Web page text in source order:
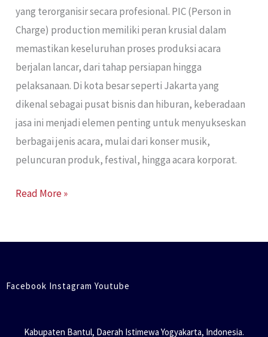
yang terorganisir secara profesional. PIC (Person in
Charge) production memiliki peran krusial dalam
memastikan keseluruhan proses produksi acara
berjalan lancar, dari tahap persiapan hingga
pelaksanaan. Di kota besar seperti Jakarta yang
dikenal sebagai pusat bisnis dan hiburan, keberadaan
jasa ini menjadi elemen penting untuk menyukseskan
berbagai jenis acara, mulai dari konser musik,
peluncuran produk, festival, hingga acara korporat.
Read More »
Facebook Instagram Youtube
Kabupaten Bantul, Daerah Istimewa Yogyakarta, Indonesia.